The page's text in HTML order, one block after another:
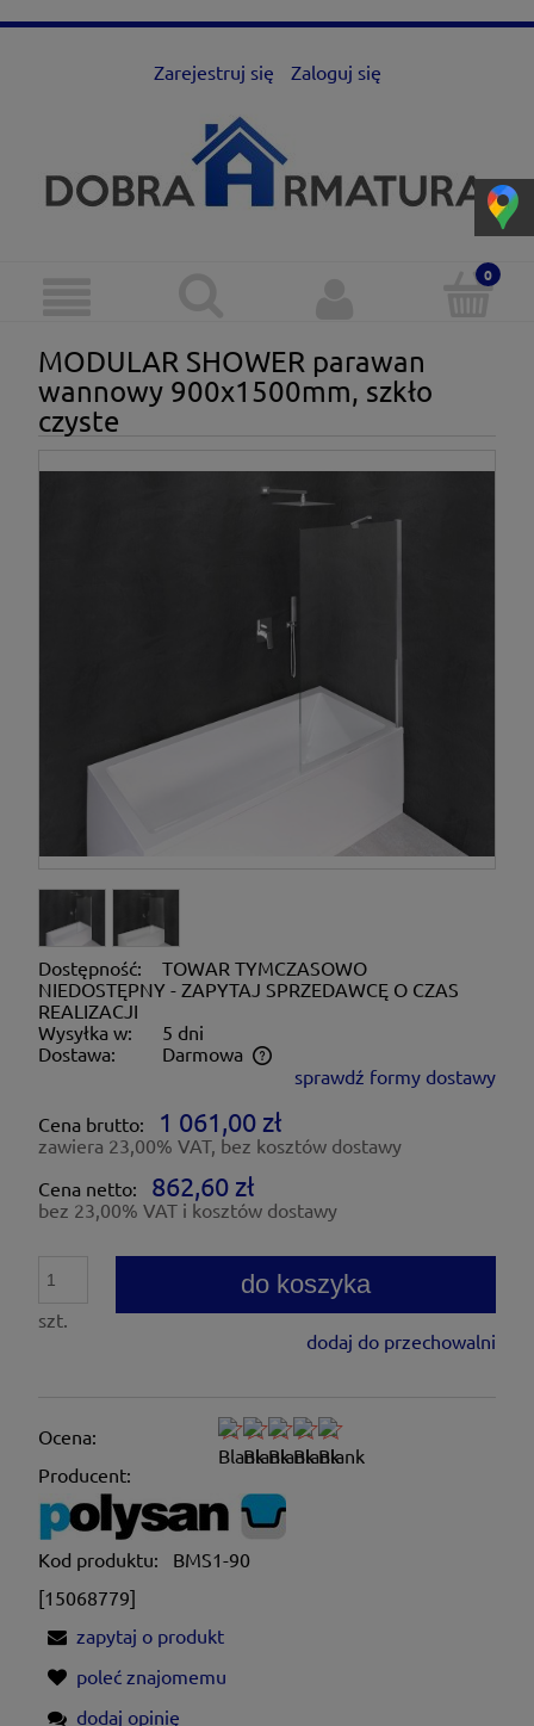
Zarejestruj się Zaloguj się
MODULAR SHOWER parawan
wannowy 900x1500mm, szkło
czyste
Dostępność:
TOWAR TYMCZASOWO
NIEDOSTĘPNY - ZAPYTAJ SPRZEDAWCĘ O CZAS
REALIZACJI
Wysyłka w:
5 dni
Dostawa:
Darmowa
Cena nie zawiera ewentualnych kosztów płatności
sprawdź formy dostawy
Cena brutto:
1 061,00 zł
zawiera 23,00% VAT, bez kosztów dostawy
Cena netto:
862,60 zł
bez 23,00% VAT i kosztów dostawy
szt.
do koszyka
dodaj do przechowalni
Ocena:
Producent:
Kod produktu:
BMS1-90
[15068779]
zapytaj o produkt
poleć znajomemu
dodaj opinię